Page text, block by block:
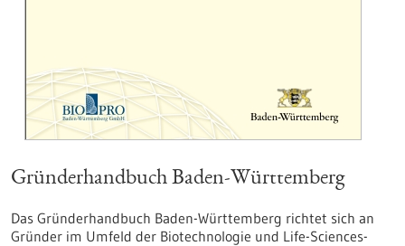
Gründerhandbuch Baden-Württemberg
Das Gründerhandbuch Baden-Württemberg richtet sich an
Gründer im Umfeld der Biotechnologie und Life-Sciences-